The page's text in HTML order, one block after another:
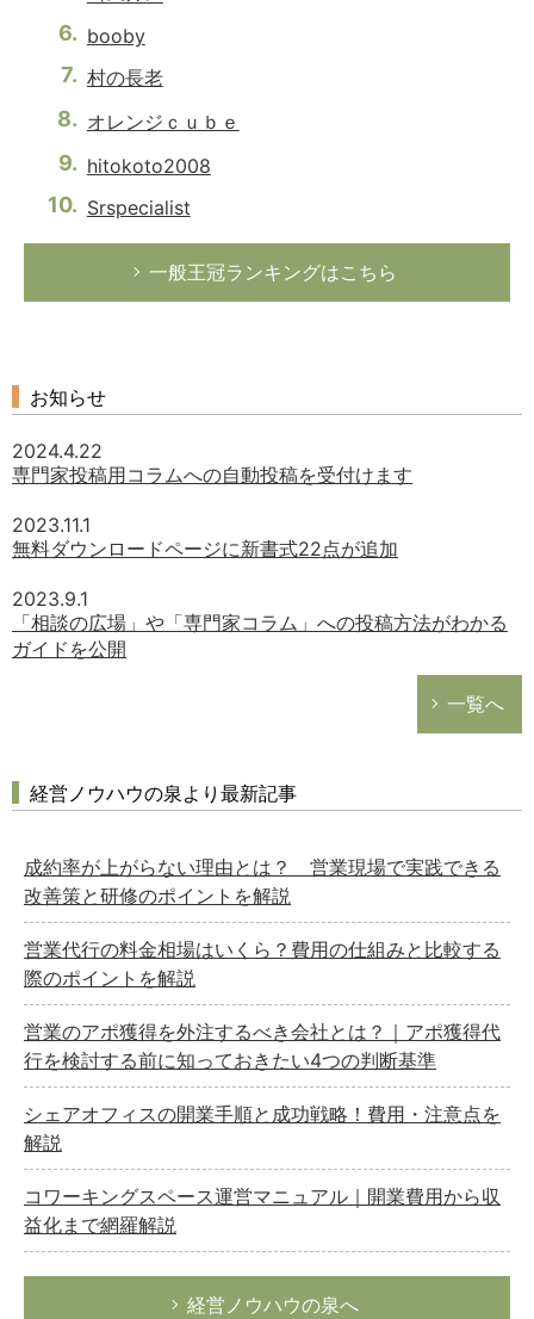
booby
村の長老
オレンジｃｕｂｅ
hitokoto2008
Srspecialist
一般王冠ランキングはこちら
お知らせ
2024.4.22
専門家投稿用コラムへの自動投稿を受付けます
2023.11.1
無料ダウンロードページに新書式22点が追加
2023.9.1
「相談の広場」や「専門家コラム」への投稿方法がわかる
ガイドを公開
一覧へ
経営ノウハウの泉より最新記事
成約率が上がらない理由とは？ 営業現場で実践できる
改善策と研修のポイントを解説
営業代行の料金相場はいくら？費用の仕組みと比較する
際のポイントを解説
営業のアポ獲得を外注するべき会社とは？｜アポ獲得代
行を検討する前に知っておきたい4つの判断基準
シェアオフィスの開業手順と成功戦略！費用・注意点を
解説
コワーキングスペース運営マニュアル｜開業費用から収
益化まで網羅解説
経営ノウハウの泉へ